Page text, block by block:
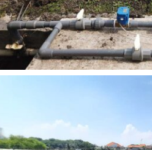
Irigasi Pintar Encomotion Gresik